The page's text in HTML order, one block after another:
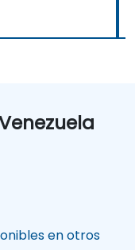
en otros